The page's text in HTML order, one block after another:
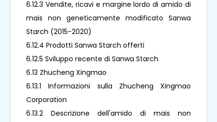
6.12.3 Vendite, ricavi e margine lordo di amido di
mais non geneticamente modificato Sanwa
Starch (2015-2020)
6.12.4 Prodotti Sanwa Starch offerti
6.12.5 Sviluppo recente di Sanwa Starch
6.13 Zhucheng Xingmao
6.13.1 Informazioni sulla Zhucheng Xingmao
Corporation
6.13.2 Descrizione dell'amido di mais non